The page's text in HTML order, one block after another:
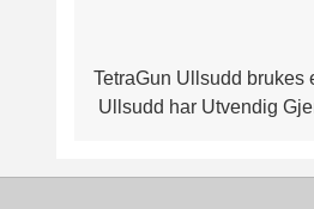
TetraGun Ullsudd
Ullsudd har Utvendig